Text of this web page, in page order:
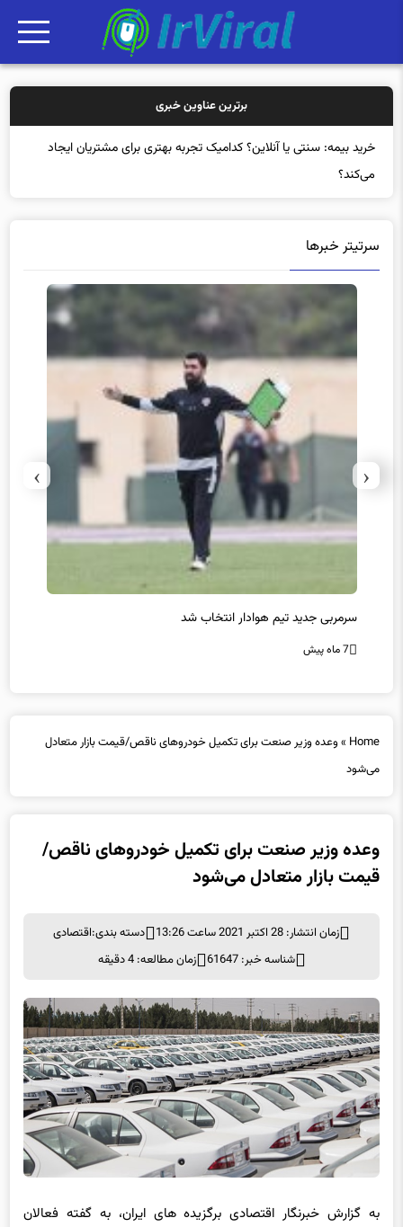
برترین عناوین خبری
خرید بیمه
سرمربی جدید تیم هوادار انتخاب شد
7 ماه پیش
می‌شود
قیمت بازار متعادل می‌شود
شناسه خبر: 61647
زمان مطالعه: 4 دقیقه
صنعتخودروسازی
در حال حاضر حدود 140 هزار دستگاه خودروی